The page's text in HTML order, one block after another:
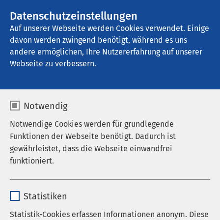
Datenschutzeinstellungen
Auf unserer Webseite werden Cookies verwendet. Einige
davon werden zwingend benötigt, während es uns
andere ermöglichen, Ihre Nutzererfahrung auf unserer
Webseite zu verbessern.
Notwendig
Notwendige Cookies werden für grundlegende
Funktionen der Webseite benötigt. Dadurch ist
gewährleistet, dass die Webseite einwandfrei
funktioniert.
Anbieter sgalinski
Statistiken
Statistik-Cookies erfassen Informationen anonym. Diese
AMEOS Klinikum Eutin